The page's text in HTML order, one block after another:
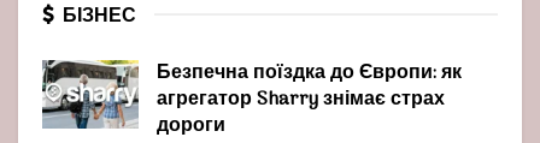
БІЗНЕС
Безпечна поїздка до Європи: як
агрегатор Sharry знімає страх
дороги